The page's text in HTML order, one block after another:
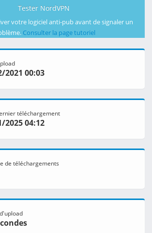
Tester NordVPN
votre logiciel anti-pub avant de signaler un
Consulter la page tutoriel
2021 00:03
téléchargement
2025 04:12
de téléchargements